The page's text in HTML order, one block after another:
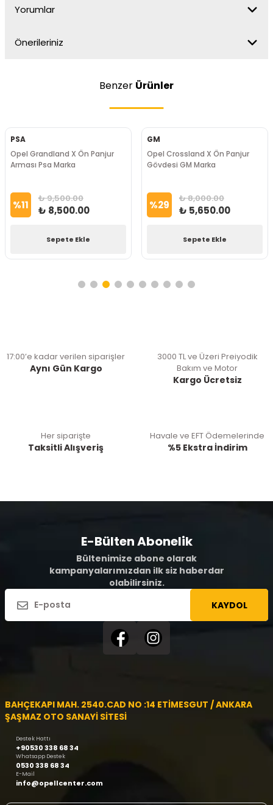
Yorumlar
Önerileriniz
Benzer Ürünler
PSA
Opel Grandland X Ön Panjur
Arması Psa Marka
%11 ₺ 9,500.00
₺ 8,500.00
Sepete Ekle
GM
Opel Crossland X Ön Panjur
Gövdesi GM Marka
%29 ₺ 8,000.00
₺ 5,650.00
Sepete Ekle
17:00’e kadar verilen siparişler
Aynı Gün Kargo
3000 TL ve Üzeri Preiyodik
Bakım ve Motor
Kargo Ücretsiz
Her siparişte
Taksitli Alışveriş
Havale ve EFT Ödemelerinde
%5 Ekstra İndirim
E-Bülten Abonelik
Bültenimize abone olarak
kampanyalarımızdan ilk siz haberdar
olabilirsiniz.
KAYDOL
BAHÇEKAPI MAH. 2540.CAD NO :14 ETİMESGUT / ANKARA
ŞAŞMAZ OTO SANAYİ SİTESİ
Destek Hattı
+90530 338 68 34
Whatsapp Destek
0530 338 68 34
E-Mail
info@opellcenter.com